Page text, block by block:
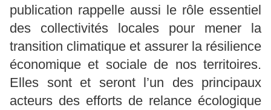
publication rappelle aussi le rôle essentiel
des collectivités locales pour mener la
transition climatique et assurer la résilience
économique et sociale de nos territoires.
Elles sont et seront l’un des principaux
acteurs des efforts de relance écologique